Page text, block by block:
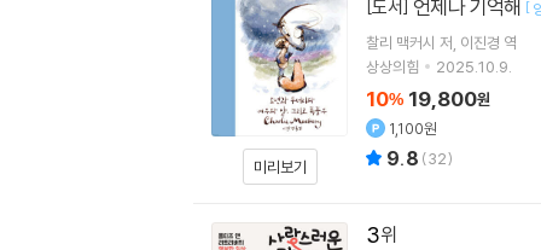
미리보기
[도서] 언제나 기억해 [
찰리 맥커시 저 이진경 역
상상의힘
2025.10.9.
10% 19,800원
1,100원
9.8 (32)
3